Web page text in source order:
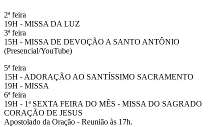
2ª feira
19H - MISSA DA LUZ
3ª feira
15H - MISSA DE DEVOÇÃO A SANTO ANTÔNIO
(Presencial/YouTube)
5ª feira
15H - ADORAÇÃO AO SANTÍSSIMO SACRAMENTO
19H - MISSA
6ª feira
19H - 1ª SEXTA FEIRA DO MÊS - MISSA DO SAGRADO
CORAÇÃO DE JESUS
Apostolado da Oração - Reunião às 17h.